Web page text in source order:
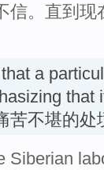
信。直到
a
that
苦不堪的
Siberian